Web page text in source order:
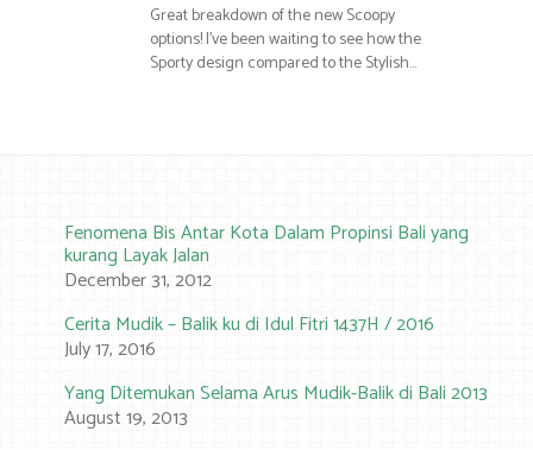
Great breakdown of the new Scoopy
options! I’ve been waiting to see how the
Sporty design compared to the Stylish…
Fenomena Bis Antar Kota Dalam Propinsi Bali yang
kurang Layak Jalan
December 31, 2012
Cerita Mudik – Balik ku di Idul Fitri 1437H / 2016
July 17, 2016
Yang Ditemukan Selama Arus Mudik-Balik di Bali 2013
August 19, 2013